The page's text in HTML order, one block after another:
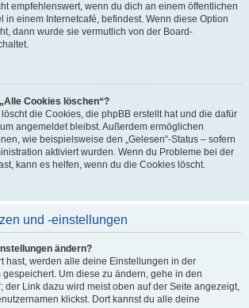
empfehlenswert, wenn du dich an einem öffentlichen
in einem Internetcafé, befindest. Wenn diese Option
dann wurde sie vermutlich von der Board-
Cookies löschen“?
löscht die Cookies, die phpBB erstellt hat und die dafür
angemeldet bleibst. Außerdem ermöglichen
wie beispielsweise den „Gelesen“-Status – sofern
aktiviert wurden. Wenn du Probleme bei der
kann es helfen, wenn du die Cookies löscht.
und -einstellungen
ändern?
hast, werden alle deine Einstellungen in der
gespeichert. Um diese zu ändern, gehe in den
der Link dazu wird meist oben auf der Seite angezeigt,
klickst. Dort kannst du alle deine